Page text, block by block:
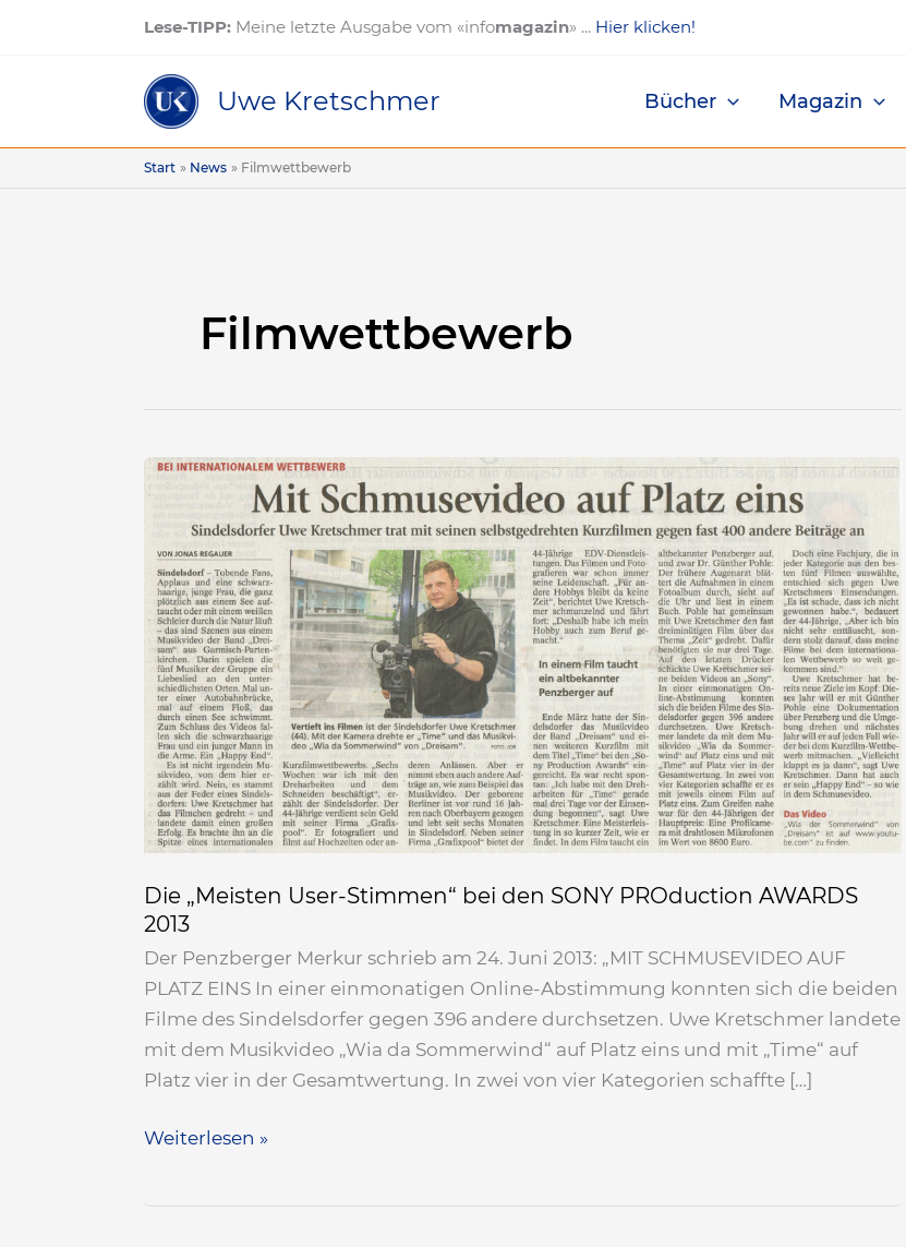
Lese-TIPP: Meine letzte Ausgabe vom «infomagazin» ... Hier klicken!
Uwe Kretschmer Bücher Magazin
Start News Filmwettbewerb
Filmwettbewerb
Die „Meisten User-Stimmen“ bei den SONY PROduction AWARDS
2013
Der Penzberger Merkur schrieb am 24. Juni 2013: „MIT SCHMUSEVIDEO AUF
PLATZ EINS In einer einmonatigen Online-Abstimmung konnten sich die beiden
Filme des Sindelsdorfer gegen 396 andere durchsetzen. Uwe Kretschmer landete
mit dem Musikvideo „Wia da Sommerwind“ auf Platz eins und mit „Time“ auf
Platz vier in der Gesamtwertung. In zwei von vier Kategorien schaffte […]
Die
„Meisten
User-
Stimmen“
bei
den
SONY
PROduction
AWARDS
2013
Weiterlesen »